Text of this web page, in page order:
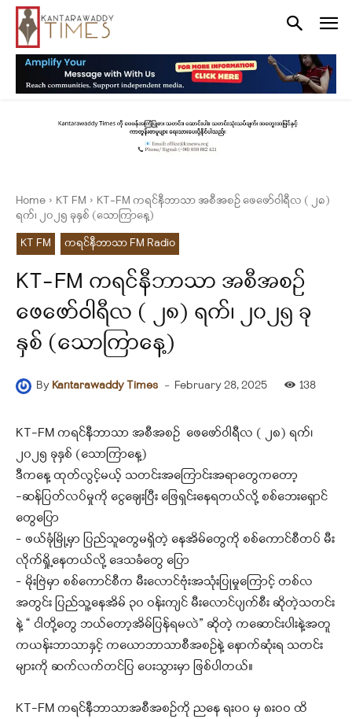
Home KT FM
KT-FM ကရင်နီဘာသာ အစီအစဉ် ဖေဖော်ဝါရီလ ( ၂၈)
ရက်၊ ၂၀၂၅ ခုနှစ် (သောကြာနေ့)
KT FM
ကရင်နီဘာသာ FM Radio
KT-FM ကရင်နီဘာသာ အစီအစဉ်
ဖေဖော်ဝါရီလ ( ၂၈) ရက်၊ ၂၀၂၅ ခု
နှစ် (သောကြာနေ့)
By Kantarawaddy Times - February 28, 2025 138
KT-FM ကရင်နီဘာသာ အစီအစဉ် ဖေဖော်ဝါရီလ ( ၂၈) ရက်၊
၂၀၂၅ ခုနှစ် (သောကြာနေ့)
ဒီကနေ့ ထုတ်လွင့်မယ့် သတင်းအကြောင်းအရာတွေကတော့
-ဆန်ပြတ်လပ်မှုကို ငွေချေးပြီး ဖြေရှင်းနေရတယ်လို့ စစ်ဘေးရှောင်
တွေပြော
– ဖယ်ခုံမြို့မှာ ပြည်သူတွေမရှိတဲ့ နေအိမ်တွေကို စစ်ကောင်စီတပ် မီး
လိုက်ရှို့နေတယ်လို့ ဒေသခံတွေ ပြော
– မိုးဗြဲမှာ စစ်ကောင်စီက မီးလောင်ဗုံးအသုံးပြုမှုကြောင့် တစ်လ
အတွင်း ပြည်သူ့နေအိမ် ၃၀ ဝန်းကျင် မီးလောင်ပျက်စီး ဆိုတဲ့သတင်း
နဲ့ “ ငါတို့တွေ ဘယ်တော့အိမ်ပြန်ရမလဲ” ဆိုတဲ့ ကဆောင်းပါးနဲ့အတူ
ကယန်းဘာသာနှင့် ကယောဘာသာစီအစဉ်နဲ့ နောက်ဆုံးရ သတင်း
များကို ဆက်လက်တင်ပြ ပေးသွားမှာ ဖြစ်ပါတယ်။
KT-FM ကရင်နီဘာသာအစီအစဉ်ကို ညနေ ရး၀၀ မှ ၈းဝဝ ထိ